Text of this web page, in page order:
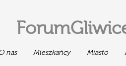
nas Mieszkańcy Miasto